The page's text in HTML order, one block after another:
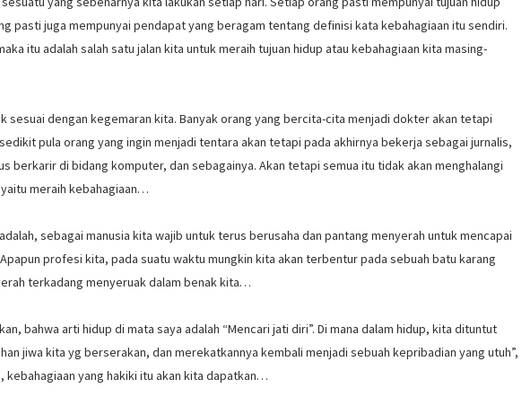
pasti juga mempunyai pendapat yang beragam tentang definisi kata kebahagiaan itu sendiri.
itu adalah salah satu jalan kita untuk meraih tujuan hidup atau kebahagiaan kita masing-
sesuai dengan kegemaran kita. Banyak orang yang bercita-cita menjadi dokter akan tetapi
pula orang yang ingin menjadi tentara akan tetapi pada akhirnya bekerja sebagai jurnalis,
berkarir di bidang komputer, dan sebagainya. Akan tetapi semua itu tidak akan menghalangi
meraih kebahagiaan…
sebagai manusia kita wajib untuk terus berusaha dan pantang menyerah untuk mencapai
profesi kita, pada suatu waktu mungkin kita akan terbentur pada sebuah batu karang
terkadang menyeruak dalam benak kita…
bahwa arti hidup di mata saya adalah “Mencari jati diri”. Di mana dalam hidup, kita dituntut
jiwa kita yg berserakan, dan merekatkannya kembali menjadi sebuah kepribadian yang utuh”,
kebahagiaan yang hakiki itu akan kita dapatkan…